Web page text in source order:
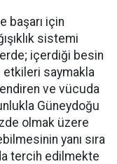
başarı için
sistemi
içerdiği besin
etkileri saymakla
ve vücuda
Güneydoğu
olmak üzere
yanı sıra
tercih edilmekte